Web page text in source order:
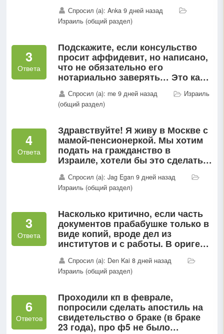
маленький класс в обычной
школе...
Спросил (а): Anka 9 дней назад
Израиль (общий раздел)
3
Ответа
Подскажите, если консульство
просит аффидевит, но написано,
что не обязательно его
нотариально заверять… Это как?
понимаю делается только у
нотариуса… Или имеется ввиду...
Спросил (а): me 9 дней назад
Израиль
(общий раздел)
4
Ответа
Здравствуйте! Я живу в Москве с
мамой-пенсионеркой. Мы хотим
подать на гражданство в
Израиле, хотели бы это сделать
родственников. Знаю, что так
делали в 2022 г...
Спросил (а): Jag Egan 9 дней назад
Израиль (общий раздел)
3
Ответа
Насколько критично, если часть
документов прабабушке только в
виде копий, вроде дел из
институтов и с работы. В ориге
еще кое какие. В части написано
что она еврейка...
Спросил (а): Den Kai 8 дней назад
Израиль (общий раздел)
6
Ответов
Проходили кп в феврале,
попросили сделать апостиль на
свидетельство о браке (в браке
23 года), про ф5 не было